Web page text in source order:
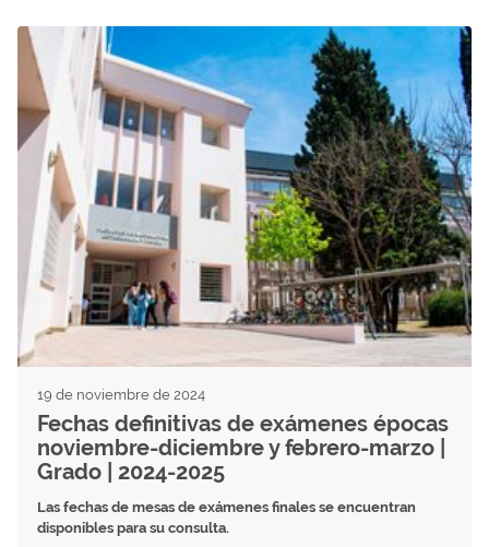
19 de noviembre de 2024
Fechas definitivas de exámenes épocas
noviembre-diciembre y febrero-marzo |
Grado | 2024-2025
Las fechas de mesas de exámenes finales se encuentran
disponibles para su consulta.